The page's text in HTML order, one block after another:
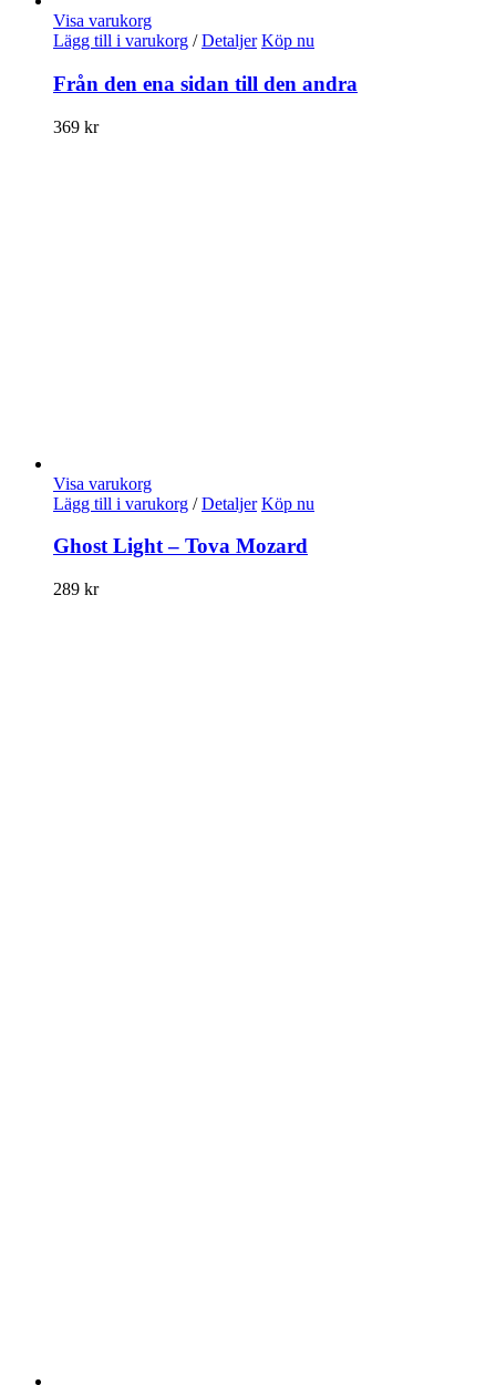
Visa varukorg
Lägg till i varukorg / Detaljer Köp nu
Från den ena sidan till den andra
369 kr
Visa varukorg
Lägg till i varukorg / Detaljer Köp nu
Ghost Light – Tova Mozard
289 kr